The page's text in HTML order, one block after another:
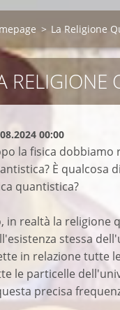
> La Religione
RELIGIONE
00:00
la fisica
È qualcosa
quantistica?
in realtà la religione
stessa
in relazione tutte
le particelle
precisa